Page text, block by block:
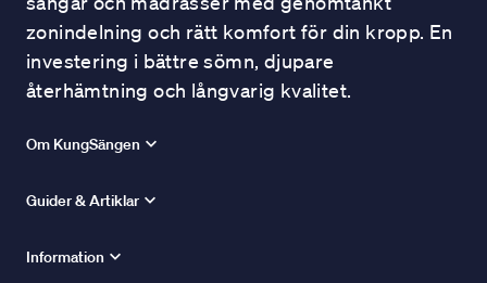
zonindelning och rätt komfort för din kropp. En
investering i bättre sömn, djupare
återhämtning och långvarig kvalitet.
Om KungSängen
Guider & Artiklar
Information